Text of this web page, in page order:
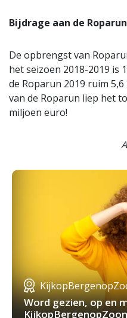
Bijdrage aan de Roparun
De opbrengst van
het seizoen 2018-2019 is
de Roparun 2019 ruim
van de Roparun liep het
miljoen euro!
Word gezien, op en